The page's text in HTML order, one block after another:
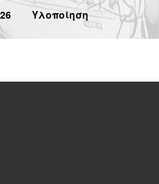
Υλοποίηση